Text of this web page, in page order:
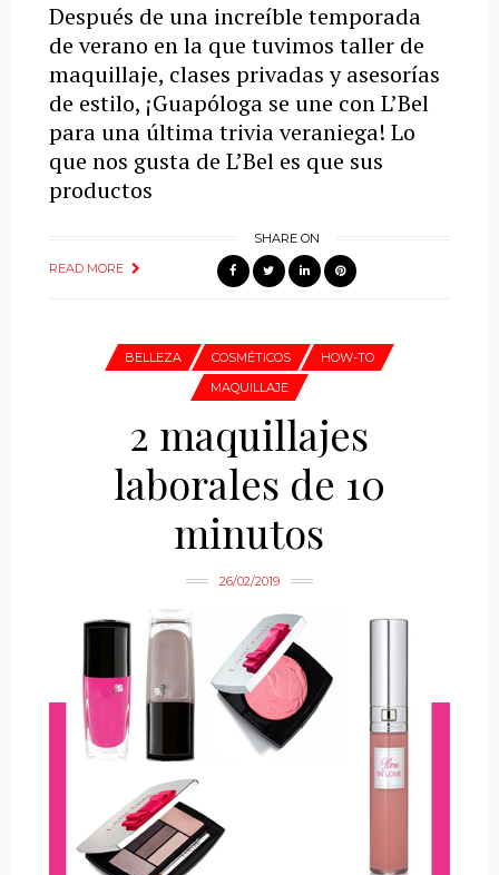
Después de una increíble temporada
de verano en la que tuvimos taller de
maquillaje, clases privadas y asesorías
de estilo, ¡Guapóloga se une con L’Bel
para una última trivia veraniega! Lo
que nos gusta de L’Bel es que sus
productos
READ MORE
SHARE ON
BELLEZA COSMÉTICOS
HOW-TO
MAQUILLAJE
2 maquillajes
laborales de 10
minutos
26/02/2019